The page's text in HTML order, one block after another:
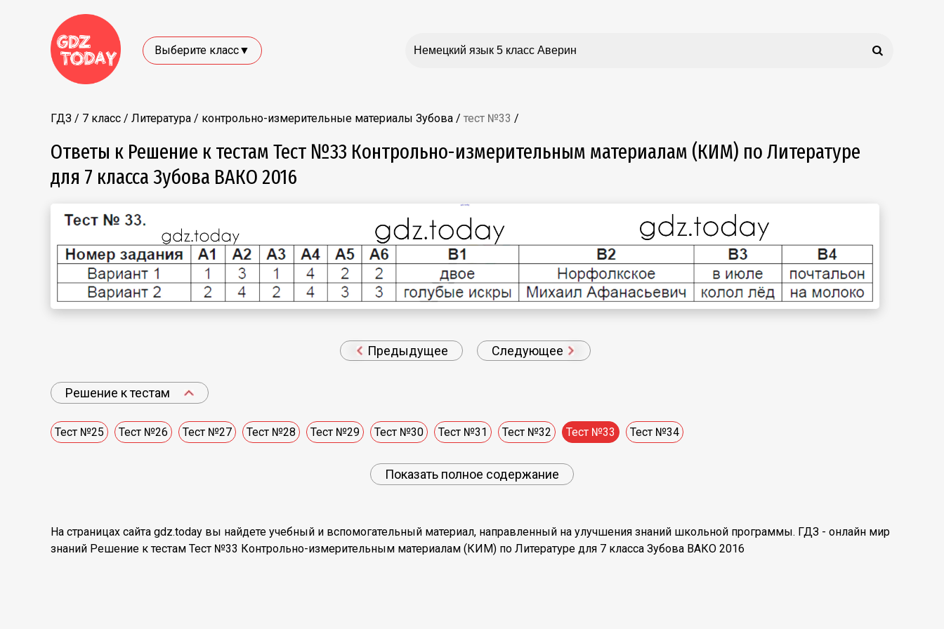
Выберите класс▼
ГДЗ / 7 класс / Литература / контрольно-измерительные материалы Зубова / тест №33 /
Ответы к Решение к тестам Тест №33 Контрольно-измерительным материалам (КИМ) по Литературе
для 7 класса Зубова ВАКО 2016
Предыдущее Следующее
Решение к тестам
Тест №25 Тест №26 Тест №27 Тест №28 Тест №29 Тест №30 Тест №31 Тест №32 Тест №33 Тест №34
Показать полное содержание
На страницах сайта gdz.today вы найдете учебный и вспомогательный материал, направленный на улучшения знаний школьной программы. ГДЗ - онлайн мир
знаний Решение к тестам Тест №33 Контрольно-измерительным материалам (КИМ) по Литературе для 7 класса Зубова ВАКО 2016